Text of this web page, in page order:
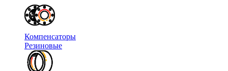
Компенсаторы
Резиновые